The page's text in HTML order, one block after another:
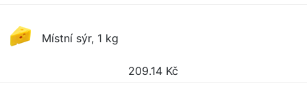
Místní sýr, 1 kg
209.14 Kč